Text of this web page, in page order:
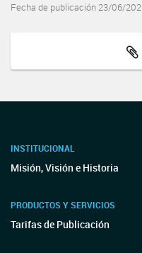
Fecha de publicación 23/06/
INSTITUCIONAL
Misión, Visión e Historia
PRODUCTOS Y SERVICIOS
Tarifas de Publicación